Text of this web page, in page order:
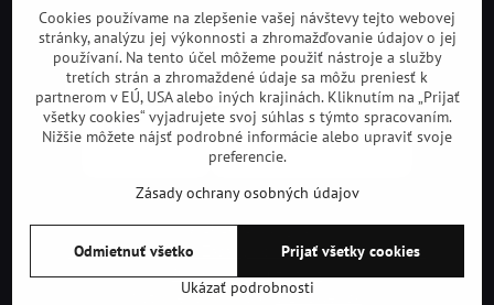
©2026Copyright
Predvoľby súkromia
Zásady ochrany osobných údajov
Podmienky používania
Vytvorené pomocou:BiznisWeb.sk
Cookies používame na zlepšenie vašej návštevy tejto webovej
stránky, analýzu jej výkonnosti a zhromažďovanie údajov o jej
používaní. Na tento účel môžeme použiť nástroje a služby
tretích strán a zhromaždené údaje sa môžu preniesť k
partnerom v EÚ, USA alebo iných krajinách. Kliknutím na „Prijať
všetky cookies“ vyjadrujete svoj súhlas s týmto spracovaním.
Nižšie môžete nájsť podrobné informácie alebo upraviť svoje
preferencie.
Zásady ochrany osobných údajov
Ukázať podrobnosti
Prijať všetky cookies
Odmietnuť všetko